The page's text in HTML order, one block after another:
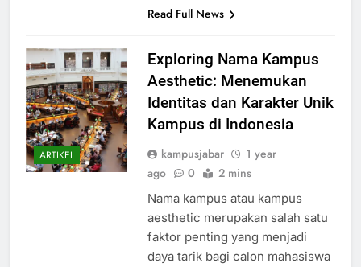
ARTIKEL
Exploring Nama Kampus
Aesthetic: Menemukan
Identitas dan Karakter Unik
Kampus di Indonesia
kampusjabar
1 year
Nama kampus atau kampus
aesthetic merupakan salah satu
faktor penting yang menjadi